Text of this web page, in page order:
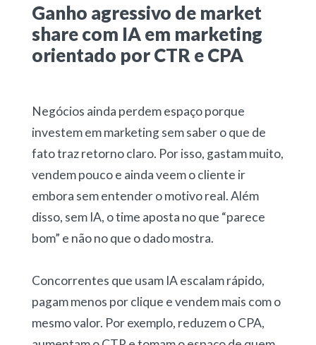
Ganho agressivo de market
share com IA em marketing
orientado por CTR e CPA
Negócios ainda perdem espaço porque
investem em marketing sem saber o que de
fato traz retorno claro. Por isso, gastam muito,
vendem pouco e ainda veem o cliente ir
embora sem entender o motivo real. Além
disso, sem IA, o time aposta no que “parece
bom” e não no que o dado mostra.
Concorrentes que usam IA escalam rápido,
pagam menos por clique e vendem mais com o
mesmo valor. Por exemplo, reduzem o CPA,